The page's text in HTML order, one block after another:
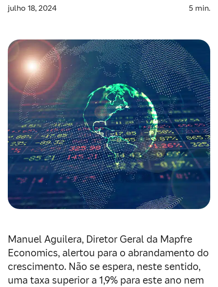
julho 18, 2024
5 min.
Manuel Aguilera, Diretor Geral da Mapfre
Economics, alertou para o abrandamento do
crescimento. Não se espera, neste sentido,
uma taxa superior a 1,9% para este ano nem